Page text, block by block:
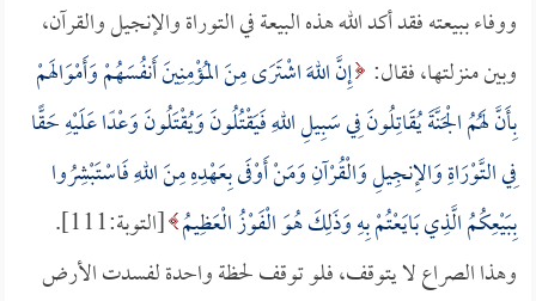
ووفاء ببيعته فقد أكد الله هذه البيعة في التوراة والإنجيل والقرآن،
وبين منزلتها، فقال: إِنَّ اللهَ اشْتَرَى مِنَ المُؤْمِنِينَ أَنفُسَهُمْ وَأَمْوَالَهمْ
بِأَنَّ لَهُمُ الْجَنَّةَ يُقَاتِلُونَ فِي سَبِيلِ اللهِ فَيَقْتُلُونَ وَيُقْتَلُونَ وَعْدًا عَلَيْهِ حَقًّا
فِي التَّوْرَاةِ وَالإِنجِيلِ وَالْقُرْآنِ وَمَنْ أَوْفَى بِعَهْدِهِ مِنَ اللهِ فَاسْتَبْشِرُوا
بِبَيْعِكُمُ الَّذِي بَايَعْتُمْ بِهِ وَذَلِكَ هُوَ الْفَوْزُ الْعَظِيمُ [التوبة:111].
وهذا الصراع لا يتوقف، فلو توقف لحظة واحدة لفسدت الأرض